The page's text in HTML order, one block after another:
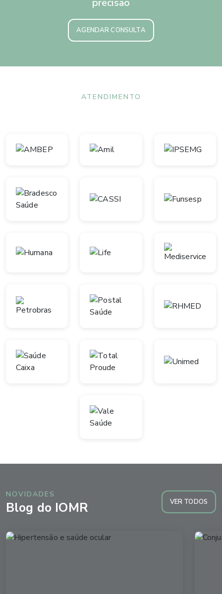
precisão
AGENDAR CONSULTA
ATENDIMENTO
NOVIDADES
Blog do IOMR VER TODOS